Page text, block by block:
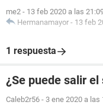
me2 - 13 feb 2020 a las
Hermanamayor - 13 feb
1 respuesta
¿Se puede salir
Caleb2r56 - 3 ene 2020 a las